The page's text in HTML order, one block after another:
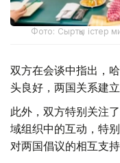
Фото: Сыртқы істер
双方在会谈中指出，
头良好，两国关系建
此外，双方特别关注
域组织中的互动，特
对两国倡议的相互支持